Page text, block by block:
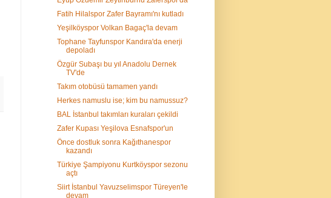
Fatih Hilalspor Zafer Bayramı'nı kutladı
Yeşilköyspor Volkan Bagaç'la devam
Tophane Tayfunspor Kandıra'da enerji
depoladı
Özgür Subaşı bu yıl Anadolu Dernek
TV'de
Takım otobüsü tamamen yandı
Herkes namuslu ise; kim bu namussuz?
BAL İstanbul takımları kuraları çekildi
Zafer Kupası Yeşilova Esnafspor'un
Önce dostluk sonra Kağıthanespor
kazandı
Türkiye Şampiyonu Kurtköyspor sezonu
açtı
Siirt İstanbul Yavuzselimspor Türeyen'le
devam